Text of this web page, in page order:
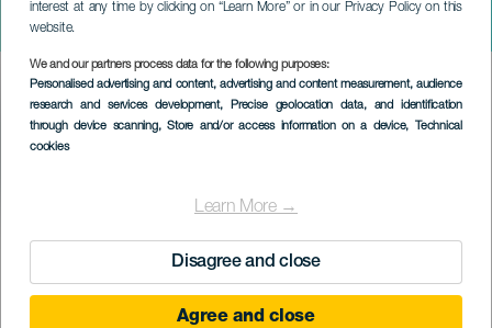
interest at any time by clicking on “Learn More” or in our Privacy Policy on this
website.
We and our partners process data for the following purposes:
Personalised advertising and content, advertising and content measurement, audience
research and services development, Precise geolocation data, and identification
through device scanning, Store and/or access information on a device, Technical
cookies
Learn More →
Disagree and close
Agree and close
Gran Canaria
Imagen
Listado